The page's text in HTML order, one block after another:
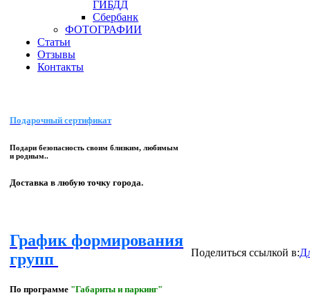
ГИБДД
Сбербанк
ФОТОГРАФИИ
Статьи
Отзывы
Контакты
Подарочный сертификат
Подари безопасность своим близким, любимым
и родным..
Доставка в любую точку города.
График формирования
групп
По программе "Габариты и паркинг"
Поделиться ссылкой в: